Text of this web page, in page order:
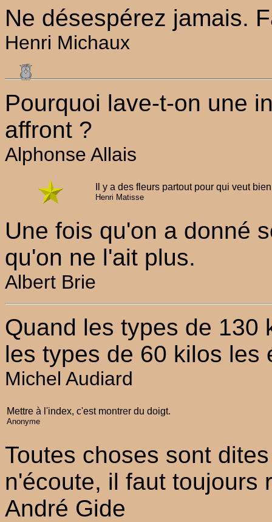
Ne désespérez jamais.
Henri Michaux
Pourquoi lave-t-on une
affront ?
Alphonse Allais
Il y a des fleurs partout pour qui veut
Henri Matisse
Une fois qu'on a donné
qu'on ne l'ait plus.
Albert Brie
Quand les types de 130
les types de 60 kilos les
Michel Audiard
Mettre à l'index, c'est montrer du doigt.
Anonyme
Toutes choses sont
n'écoute, il faut toujours
André Gide